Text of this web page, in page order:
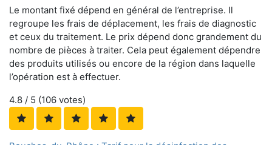
Le montant fixé dépend en général de l’entreprise. Il
regroupe les frais de déplacement, les frais de diagnostic
et ceux du traitement. Le prix dépend donc grandement du
nombre de pièces à traiter. Cela peut également dépendre
des produits utilisés ou encore de la région dans laquelle
l’opération est à effectuer.
4.8 / 5 (106 votes)